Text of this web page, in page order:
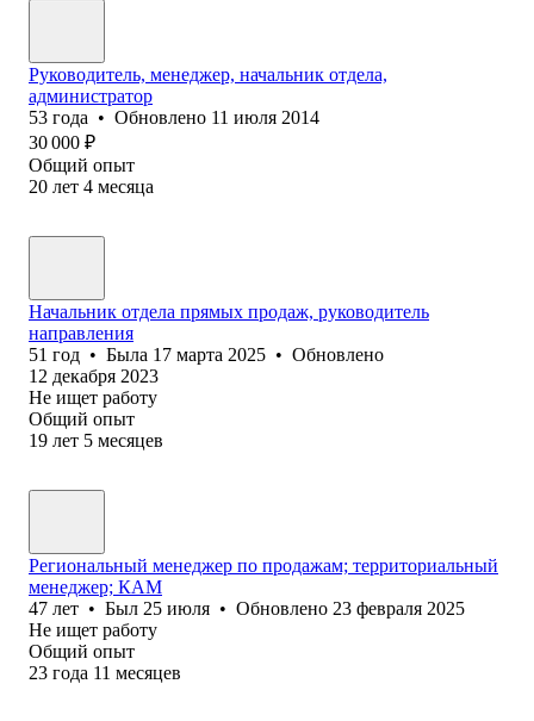
Руководитель, менеджер, начальник отдела,
администратор
53 года • Обновлено 11 июля 2014
30 000 ₽
Общий опыт
20 лет 4 месяца
Начальник отдела прямых продаж, руководитель
направления
51 год • Была 17 марта 2025 • Обновлено
12 декабря 2023
Не ищет работу
Общий опыт
19 лет 5 месяцев
Региональный менеджер по продажам; территориальный
менеджер; КАМ
47 лет • Был 25 июля • Обновлено 23 февраля 2025
Не ищет работу
Общий опыт
23 года 11 месяцев